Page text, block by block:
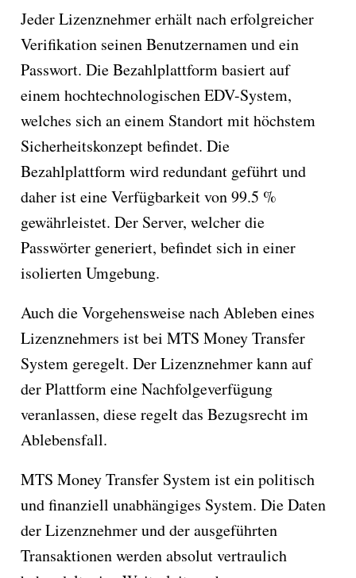
Jeder Lizenznehmer erhält nach erfolgreicher
Verifikation seinen Benutzernamen und ein
Passwort. Die Bezahlplattform basiert auf
einem hochtechnologischen EDV-System,
welches sich an einem Standort mit höchstem
Sicherheitskonzept befindet. Die
Bezahlplattform wird redundant geführt und
daher ist eine Verfügbarkeit von 99.5 %
gewährleistet. Der Server, welcher die
Passwörter generiert, befindet sich in einer
isolierten Umgebung.
Auch die Vorgehensweise nach Ableben eines
Lizenznehmers ist bei MTS Money Transfer
System geregelt. Der Lizenznehmer kann auf
der Plattform eine Nachfolgeverfügung
veranlassen, diese regelt das Bezugsrecht im
Ablebensfall.
MTS Money Transfer System ist ein politisch
und finanziell unabhängiges System. Die Daten
der Lizenznehmer und der ausgeführten
Transaktionen werden absolut vertraulich